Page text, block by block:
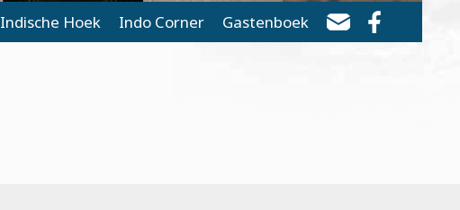
Indische Hoek Indo Corner Gastenboek